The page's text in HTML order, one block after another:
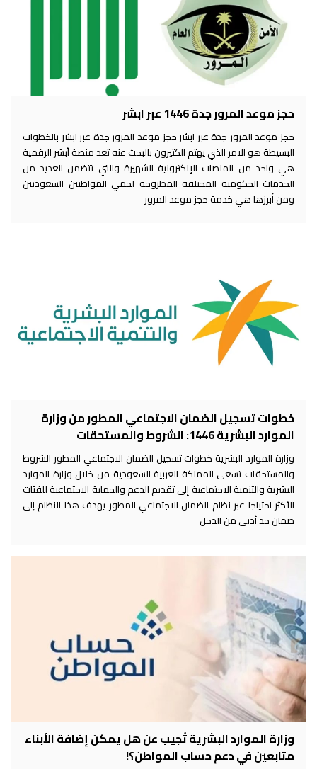
حجز موعد المرور جدة 1446 عبر ابشر
حجز موعد المرور جدة عبر ابشر حجز موعد المرور جدة عبر ابشر بالخطوات
البسيطة هو الامر الذي يهتم الكثيرون بالبحث عنه تعد منصة أبشر الرقمية
هي واحد من المنصات الإلكترونية الشهيرة والتي تتضمن العديد من
الخدمات الحكومية المختلفة المطروحة لجمي المواطنين السعوديين
ومن أبرزها هي خدمة حجز موعد المرور
خطوات تسجيل الضمان الاجتماعي المطور من وزارة
الموارد البشرية 1446: الشروط والمستحقات
وزارة الموارد البشرية خطوات تسجيل الضمان الاجتماعي المطور الشروط
والمستحقات تسعى المملكة العربية السعودية من خلال وزارة الموارد
البشرية والتنمية الاجتماعية إلى تقديم الدعم والحماية الاجتماعية للفئات
الأكثر احتياجا عبر نظام الضمان الاجتماعي المطور يهدف هذا النظام إلى
ضمان حد أدنى من الدخل
وزارة الموارد البشرية تُجيب عن هل يمكن إضافة الأبناء
متابعين في دعم حساب المواطن؟!